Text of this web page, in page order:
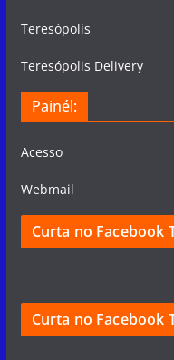
Teresópolis
Teresópolis Delivery
Painél:
Acesso
Webmail
Curta no Facebook
Curta no Facebook